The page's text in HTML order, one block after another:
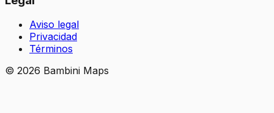
Aviso legal
Privacidad
Términos
© 2026 Bambini Maps